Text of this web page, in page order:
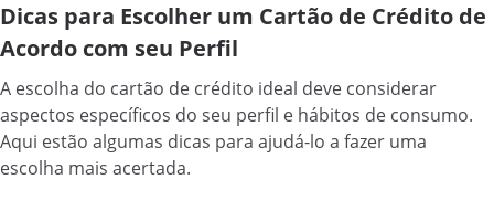
Dicas para Escolher um Cartão de Crédito de
Acordo com seu Perfil
A escolha do cartão de crédito ideal deve considerar
aspectos específicos do seu perfil e hábitos de consumo.
Aqui estão algumas dicas para ajudá-lo a fazer uma
escolha mais acertada.